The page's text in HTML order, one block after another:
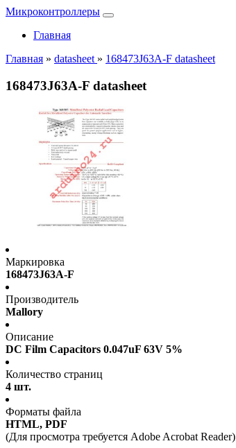
Микроконтроллеры
Главная
Главная » datasheet » 168473J63A-F datasheet
168473J63A-F datasheet
Маркировка
168473J63A-F
Производитель
Mallory
Описание
DC Film Capacitors 0.047uF 63V 5%
Количество страниц
4 шт.
Форматы файла
HTML, PDF
(Для просмотра требуется Adobe Acrobat Reader)